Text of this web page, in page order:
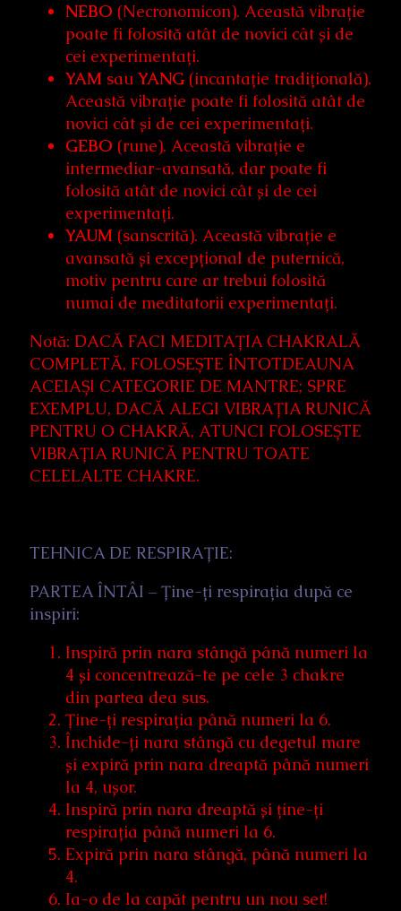
NEBO (Necronomicon). Această vibrație
poate fi folosită atât de novici cât și de
cei experimentați.
YAM sau YANG (incantație tradițională).
Această vibrație poate fi folosită atât de
novici cât și de cei experimentați.
GEBO (rune). Această vibrație e
intermediar-avansată, dar poate fi
folosită atât de novici cât și de cei
experimentați.
YAUM (sanscrită). Această vibrație e
avansată și excepțional de puternică,
motiv pentru care ar trebui folosită
numai de meditatorii experimentați.
Notă: DACĂ FACI MEDITAȚIA CHAKRALĂ
COMPLETĂ, FOLOSEȘTE ÎNTOTDEAUNA
ACEIAȘI CATEGORIE DE MANTRE; SPRE
EXEMPLU, DACĂ ALEGI VIBRAȚIA RUNICĂ
PENTRU O CHAKRĂ, ATUNCI FOLOSEȘTE
VIBRAȚIA RUNICĂ PENTRU TOATE
CELELALTE CHAKRE.
TEHNICA DE RESPIRAȚIE:
PARTEA ÎNTÂI – Ține-ți respirația după ce
inspiri:
Inspiră prin nara stângă până numeri la
4 și concentrează-te pe cele 3 chakre
din partea dea sus.
Ține-ți respirația până numeri la 6.
Închide-ți nara stângă cu degetul mare
și expiră prin nara dreaptă până numeri
la 4, ușor.
Inspiră prin nara dreaptă și ține-ți
respirația până numeri la 6.
Expiră prin nara stângă, până numeri la
4.
Ia-o de la capăt pentru un nou set!